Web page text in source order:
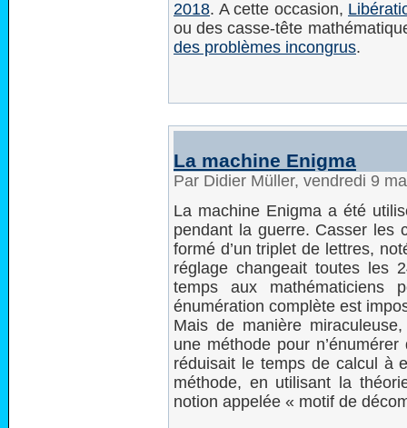
2018. A cette occasion,
ou des casse-tête
des problèmes incongrus.
La machine Enigma
Par Didier Müller, vendredi 9
La machine Enigma a été
pendant la guerre. Casser les
formé d’un triplet de lettres,
réglage changeait toutes les
temps aux mathématiciens
énumération complète est
Mais de manière
une méthode pour
réduisait le temps de calcul à
méthode, en utilisant la
notion appelée « motif de